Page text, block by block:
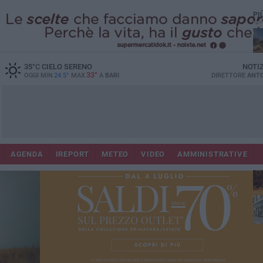
35°CCIELO SERENO
OGGI MIN 24.5° MAX 33° A BARI DIRETTORE
AGENDA IREPORT METEO VIDEO AMMINISTRATIVE